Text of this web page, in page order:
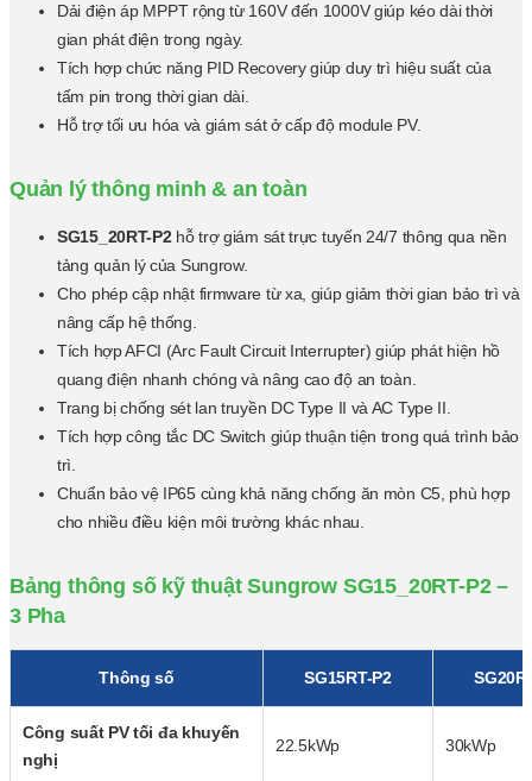
Dải điện áp MPPT rộng từ 160V đến 1000V giúp kéo dài thời
gian phát điện trong ngày.
Tích hợp chức năng PID Recovery giúp duy trì hiệu suất của
tấm pin trong thời gian dài.
Hỗ trợ tối ưu hóa và giám sát ở cấp độ module PV.
Quản lý thông minh & an toàn
SG15_20RT-P2hỗ trợ giám sát trực tuyến 24/7 thông qua nền
tảng quản lý của Sungrow.
Cho phép cập nhật firmware từ xa, giúp giảm thời gian bảo trì và
nâng cấp hệ thống.
Tích hợp AFCI (Arc Fault Circuit Interrupter) giúp phát hiện hồ
quang điện nhanh chóng và nâng cao độ an toàn.
Trang bị chống sét lan truyền DC Type II và AC Type II.
Tích hợp công tắc DC Switch giúp thuận tiện trong quá trình bảo
trì.
Chuẩn bảo vệ IP65 cùng khả năng chống ăn mòn C5, phù hợp
cho nhiều điều kiện môi trường khác nhau.
Bảng thông số kỹ thuật Sungrow SG15_20RT-P2 –
3 Pha
Thông số SG15RT-P2
Công suất PV tối đa khuyến
nghị
22.5kWp 30kWp